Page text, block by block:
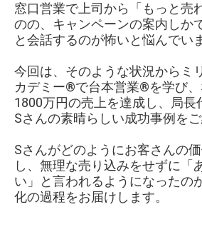
窓口営業で上司から「もっと売
のの、キャンペーンの案内しか
と会話するのが怖いと悩んでい
今回は、そのような状況からミ
カデミー®で台本営業®を学び、
1800万円の売上を達成し、局長
Sさんの素晴らしい成功事例をご
Sさんがどのようにお客さんの
し、無理な売り込みをせずに「
い」と言われるようになったの
化の過程をお届けします。